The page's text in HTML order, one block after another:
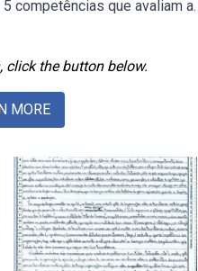
competências que avaliam
click the button below.
MORE